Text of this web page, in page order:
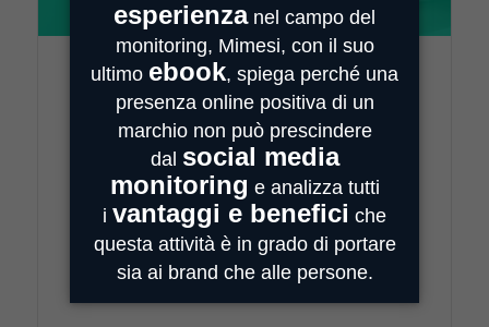
Dal media monitoring alla
media intelligence
22 Luglio 2019
Mimesi e i servizi di media intelligence
Quando si parla di comunicazione, prendere
decisioni all’interno…